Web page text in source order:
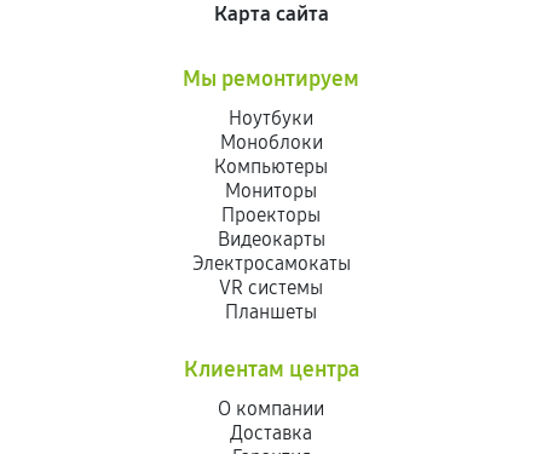
Карта сайта
Мы ремонтируем
Ноутбуки
Моноблоки
Компьютеры
Мониторы
Проекторы
Видеокарты
Электросамокаты
VR системы
Планшеты
Клиентам центра
О компании
Доставка